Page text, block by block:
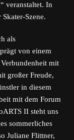
veranstaltet. In
Szene.
als
von einem
mit
großer Freude,
in diesem
mit dem Forum
II steht uns
sommerliches
Juliane Flittner,